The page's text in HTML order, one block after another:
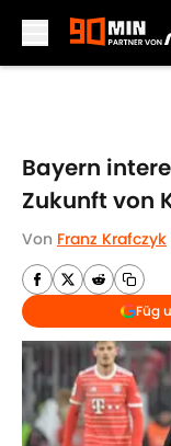
Bayern
Zukunft von
Von Franz Krafczyk
Füg